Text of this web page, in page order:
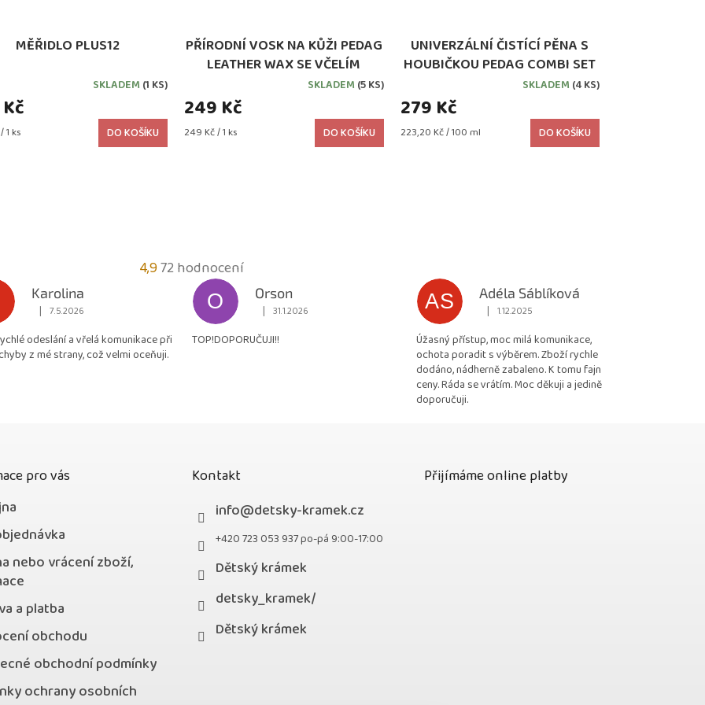
MĚŘIDLO PLUS12
SKLADEM (1 KS)
1 ks DO KOŠÍKU
PŘÍRODNÍ VOSK NA KŮŽI PEDAG
LEATHER WAX SE VČELÍM
VOSKEMSKLADEM (5 KS)
249 Kč
Měrná
249 Kč / 1 ks DO KOŠÍKU
UNIVERZÁLNÍ ČISTÍCÍ PĚNA S
HOUBIČKOU PEDAG COMBI SET
SKLADEM (4 KS)
279 Kč
Měrná
223,20 Kč / 100 ml DO KOŠÍKU
4,9Průměrné
hodnocení
obchodu
4,9
z
72 hodnocení
Karolina
Hodnocení obchodu je 5 z 5 hvězdiček.
| 7.5.2026
odeslání a vřelá komunikace při
z mé strany, což velmi oceňuji.
O
Orson
Hodnocení obchodu je 5 z 5 hvězdiček.
| 31.1.2026
TOP!DOPORUČUJI!!
AS
Adéla Sáblíková
Hodnocení obchodu je 5 z 5 hvězdiček.
| 1.12.2025
Úžasný přístup, moc milá komunikace,
ochota poradit s výběrem. Zboží rychle
dodáno, nádherně zabaleno. K tomu fajn
ceny. Ráda se vrátím. Moc děkuji a jedině
doporučuji.
pro vás
nebo vrácení zboží,
a platba
obchodu
obchodní podmínky
ochrany osobních
Kontakt
info@detsky-kramek.cz
+420 723 053 937 po-pá 9:00-17:00
Dětský krámek
detsky_kramek/
Dětský krámek
Přijímáme online platby